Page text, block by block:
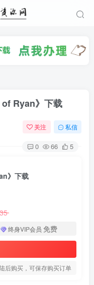
Ryan》下载
关注 私信
0 66 5
》下载
终身VIP会员 免费
后购买，可保存购买订单